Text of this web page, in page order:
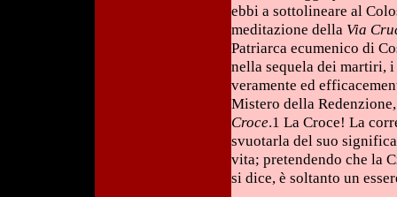
ebbi a sottolineare al
meditazione della Via
Patriarca ecumenico di
nella sequela dei martiri,
veramente ed
Mistero della
Croce.1 La Croce! La
svuotarla del suo
vita; pretendendo che la
si dice, è soltanto un